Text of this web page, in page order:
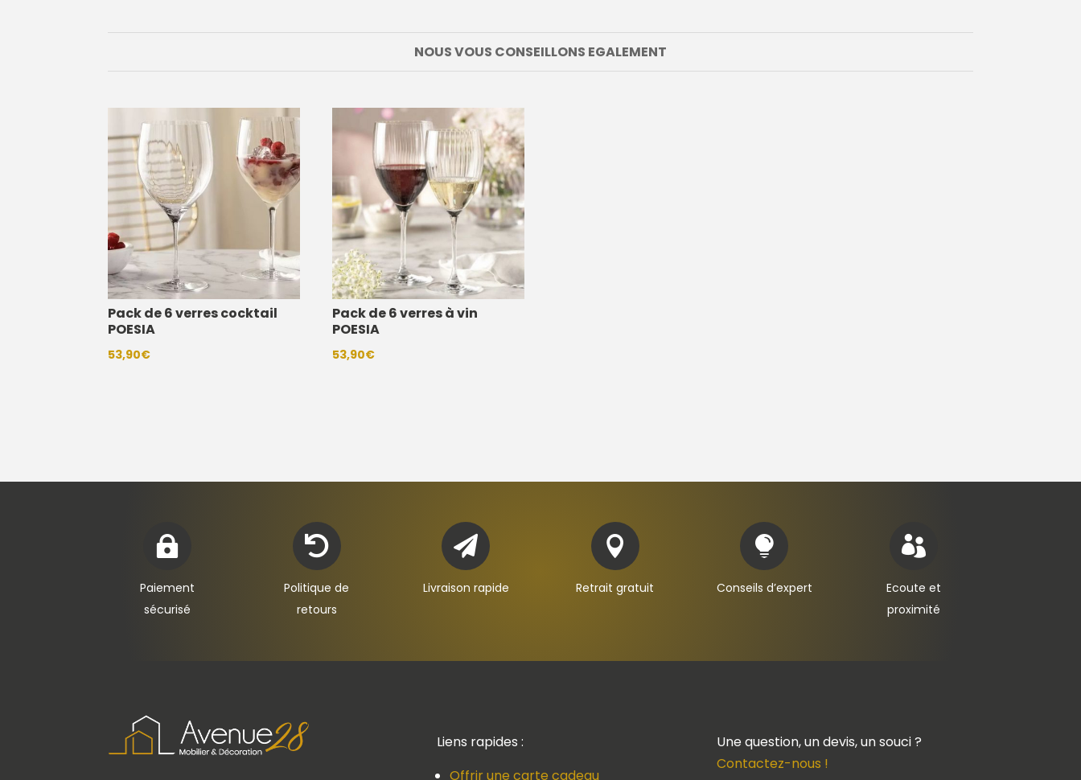
NOUS VOUS CONSEILLONS EGALEMENT
Pack de 6 verres cocktail
POESIA
53,90€
Pack de 6 verres à vin
POESIA
53,90€

Paiement
sécurisé

Politique de
retours

Livraison rapide

Retrait gratuit

Conseils d’expert

Ecoute et
proximité
Liens rapides :
Offrir une carte cadeau
Une question, un devis, un souci ?
Contactez-nous !